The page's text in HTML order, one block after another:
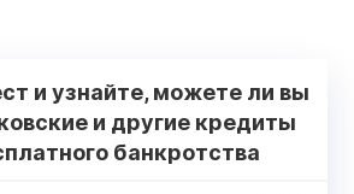
и узнайте, можете ли вы
и другие кредиты
банкротства